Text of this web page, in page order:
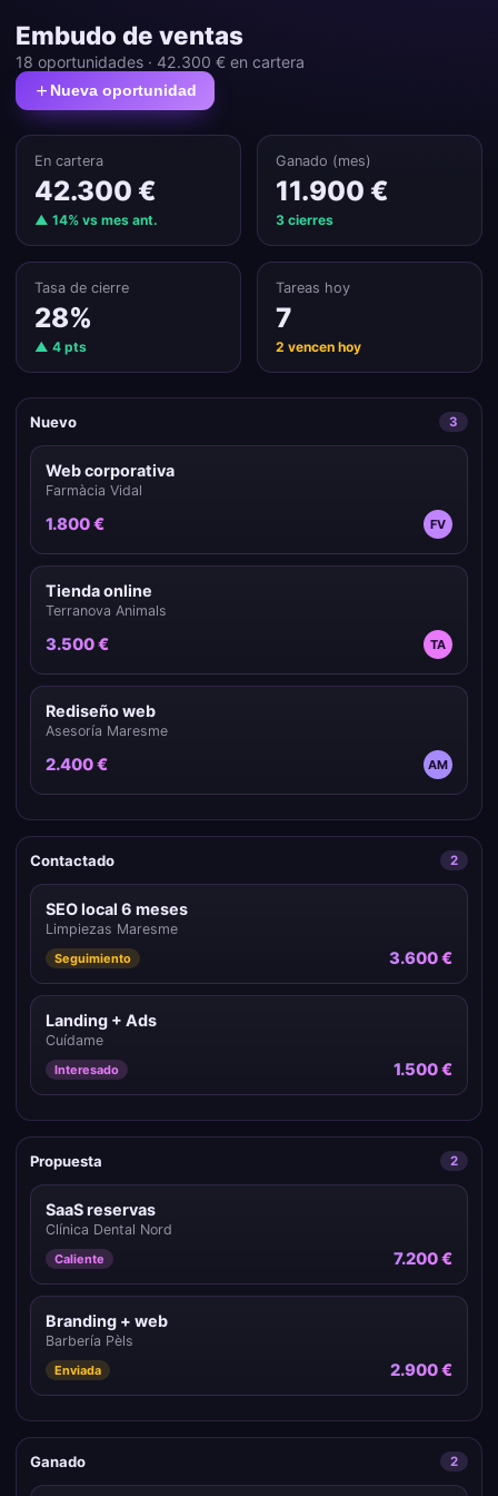
Embudo de ventas
18 oportunidades · 42.300 € en cartera
Nueva oportunidad
En cartera
42.300 €
▲ 14% vs mes ant.
Ganado (mes)
11.900 €
3 cierres
Tasa de cierre
28%
▲ 4 pts
Tareas hoy
7
2 vencen hoy
Nuevo 3
Web corporativa
Farmàcia Vidal
1.800 € FV
Tienda online
Terranova Animals
3.500 € TA
Rediseño web
Asesoría Maresme
2.400 € AM
Contactado 2
SEO local 6 meses
Limpiezas Maresme
Seguimiento 3.600 €
Landing + Ads
Cuídame
Interesado 1.500 €
Propuesta 2
SaaS reservas
Clínica Dental Nord
Caliente 7.200 €
Branding + web
Barbería Pèls
Enviada 2.900 €
Ganado 2